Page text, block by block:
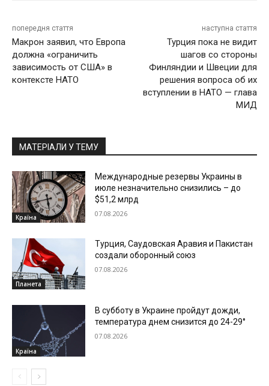
попередня стаття
Макрон заявил, что Европа
должна «ограничить
зависимость от США» в
контексте НАТО
наступна стаття
Турция пока не видит
шагов со стороны
Финляндии и Швеции для
решения вопроса об их
вступлении в НАТО — глава
МИД
МАТЕРІАЛИ У ТЕМУ
Країна
Международные резервы Украины в
июле незначительно снизились – до
$51,2 млрд
07.08.2026
Планета
Турция, Саудовская Аравия и Пакистан
создали оборонный союз
07.08.2026
Країна
В субботу в Украине пройдут дожди,
температура днем снизится до 24-29°
07.08.2026